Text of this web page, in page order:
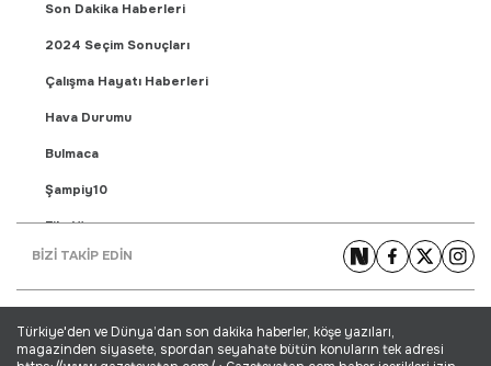
Son Dakika Haberleri
2024 Seçim Sonuçları
Çalışma Hayatı Haberleri
Hava Durumu
Bulmaca
Şampiy10
Fikstür
Puan Durumu
Yaşam Haberleri
BİZİ TAKİP EDİN
Türkiye'den ve Dünya’dan son dakika haberler, köşe yazıları,
magazinden siyasete, spordan seyahate bütün konuların tek adresi